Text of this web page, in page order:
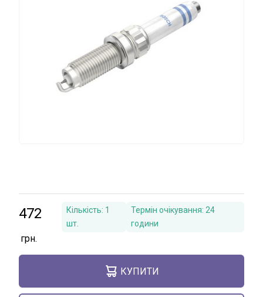
472 Кількість: 1
шт.
Термін очікування: 24
години
КУПИТИ